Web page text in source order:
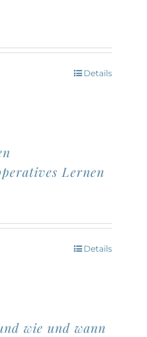
Details
Lernen
Details
wie und wann